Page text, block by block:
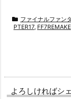
ファイナルファン
PTER17, FF7REMAKE
よろしければシ